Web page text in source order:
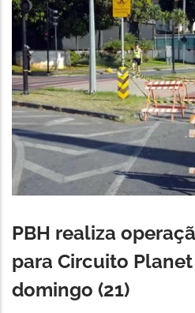
PBH realiza
para Circuito
domingo (21)